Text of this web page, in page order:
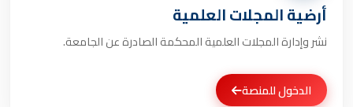
أرضية المجلات العلمية
نشر وإدارة المجلات العلمية المحكمة الصادرة عن الجامعة.
الدخول للمنصة